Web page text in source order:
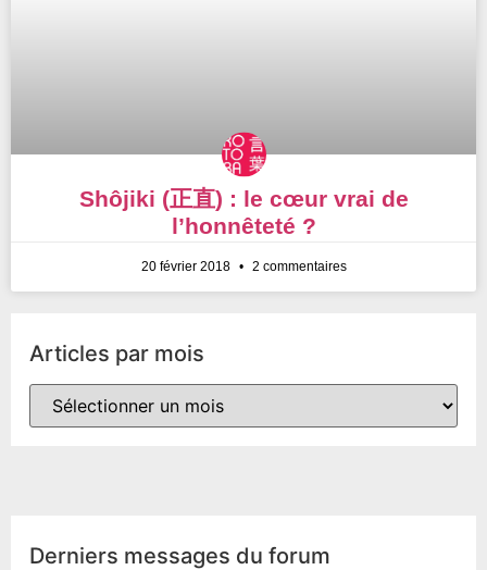
Shôjiki (正直) : le cœur vrai de
l’honnêteté ?
20 février 2018 2 commentaires
Articles par mois
Derniers messages du forum